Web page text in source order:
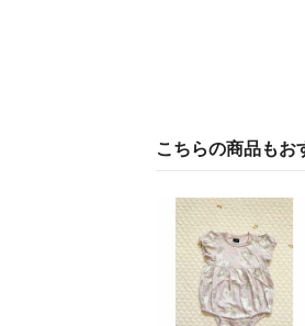
こちらの商品もお